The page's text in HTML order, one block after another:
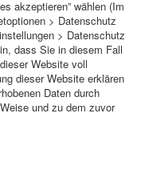
akzeptieren” wählen (Im
> Datenschutz
> Datenschutz
dass Sie in diesem Fall
Website voll
dieser Website erklären
Daten durch
und zu dem zuvor